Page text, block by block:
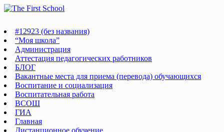
Перейти
#12923 (без названия)
“Моя школа”
Администрация
Аттестация педагогических работников
БЛОГ
Вакантные места для приема (перевода) обучающихся
Воспитание и социализация
Воспитательная работа
ВСОШ
ГИА
Главная
Дистанционное обучение